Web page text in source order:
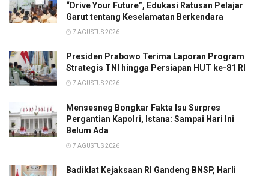
“Drive Your Future”, Edukasi Ratusan Pelajar
Garut tentang Keselamatan Berkendara
7 AGUSTUS 2026
Presiden Prabowo Terima Laporan Program
Strategis TNI hingga Persiapan HUT ke-81 RI
7 AGUSTUS 2026
Mensesneg Bongkar Fakta Isu Surpres
Pergantian Kapolri, Istana: Sampai Hari Ini
Belum Ada
7 AGUSTUS 2026
Badiklat Kejaksaan RI Gandeng BNSP, Harli